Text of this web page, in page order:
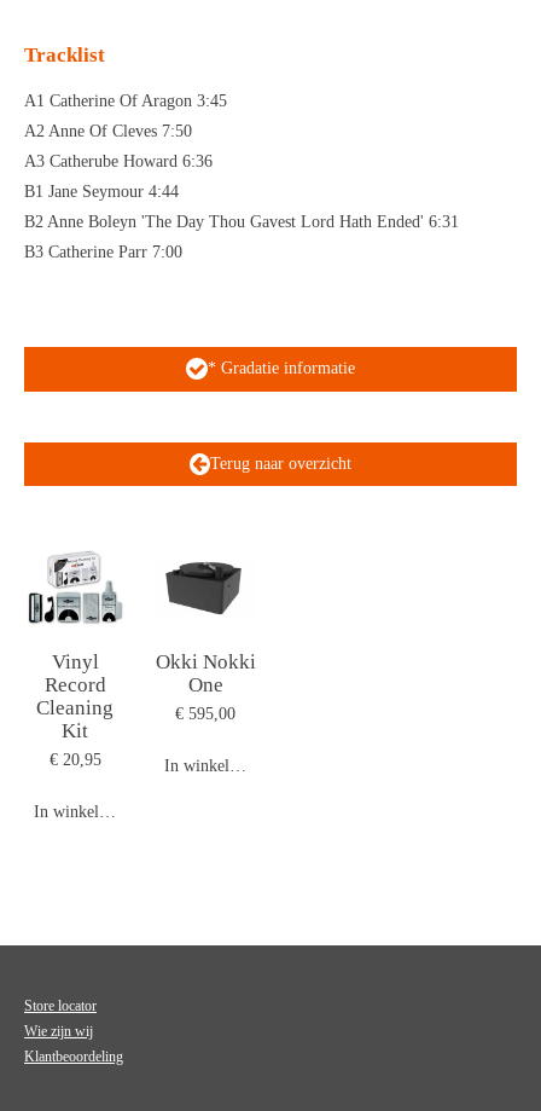
Tracklist
A1 Catherine Of Aragon 3:45
A2 Anne Of Cleves 7:50
A3 Catherube Howard 6:36
B1 Jane Seymour 4:44
B2 Anne Boleyn 'The Day Thou Gavest Lord Hath Ended' 6:31
B3 Catherine Parr 7:00
* Gradatie informatie
Terug naar overzicht
Vinyl
Record
Cleaning
Kit
€ 20,95
In winkelwagen
Okki Nokki
One
€ 595,00
In winkelwagen
Store locator
Wie zijn wij
Klantbeoordeling